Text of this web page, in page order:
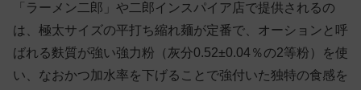
「ラーメン二郎」や二郎インスパイア店で提供されるの
は、極太サイズの平打ち縮れ麺が定番で、オーションと呼
ばれる麩質が強い強力粉（灰分0.52±0.04％の2等粉）を使
い、なおかつ加水率を下げることで強付いた独特の食感を